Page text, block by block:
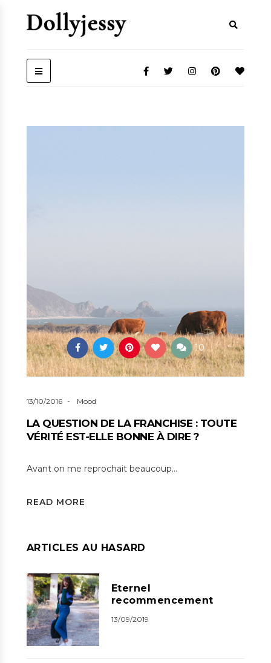
10
13/10/2016 Mood
LA QUESTION DE LA FRANCHISE : TOUTE
VÉRITÉ EST-ELLE BONNE À DIRE ?
Avant on me reprochait beaucoup…
READ MORE
ARTICLES AU HASARD
Eternel
recommencement
13/09/2019